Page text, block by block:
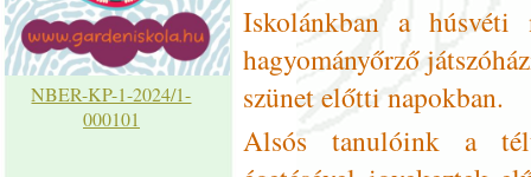
NBER-KP-1-2024/1-
000101
Iskolánkban a húsvéti
hagyományőrző
szünet előtti napokban.
Alsós tanulóink a